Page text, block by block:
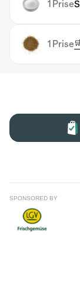
SPONSORED BY